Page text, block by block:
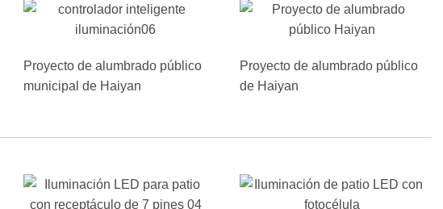
Proyecto de alumbrado público
municipal de Haiyan
Proyecto de alumbrado público
de Haiyan